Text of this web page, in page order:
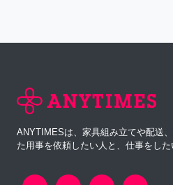
ANYTIMESは、家具組み立てや配送
た用事を依頼したい人と、仕事をした